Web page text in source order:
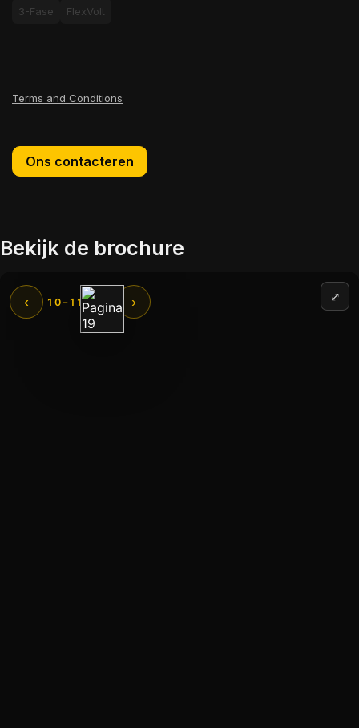
3-Fase FlexVolt
Terms and Conditions
Ons contacteren
Bekijk de brochure